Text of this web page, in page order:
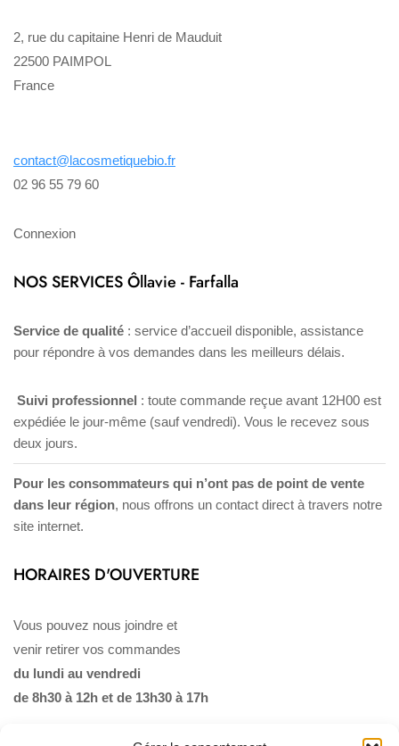
2, rue du capitaine Henri de Mauduit
22500 PAIMPOL
France
contact@lacosmetiquebio.fr
02 96 55 79 60
Connexion
NOS SERVICES Ôllavie - Farfalla
Service de qualité : service d’accueil disponible, assistance
pour répondre à vos demandes dans les meilleurs délais.
Suivi professionnel : toute commande reçue avant 12H00 est
expédiée le jour-même (sauf vendredi). Vous le recevez sous
deux jours.
Pour les consommateurs qui n’ont pas de point de vente
dans leur région, nous offrons un contact direct à travers notre
site internet.
HORAIRES D'OUVERTURE
Vous pouvez nous joindre et
venir retirer vos commandes
du lundi au vendredi
de 8h30 à 12h et de 13h30 à 17h